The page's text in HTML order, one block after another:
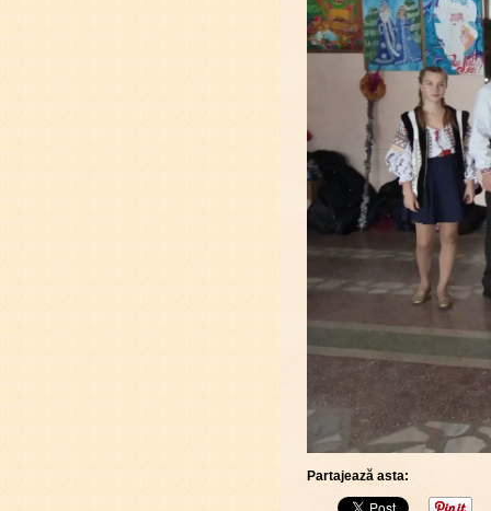
Partajează asta: